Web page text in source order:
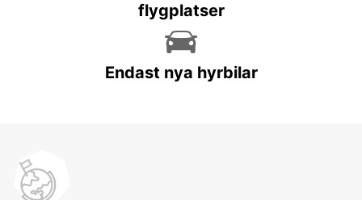
flygplatser
Endast nya hyrbilar